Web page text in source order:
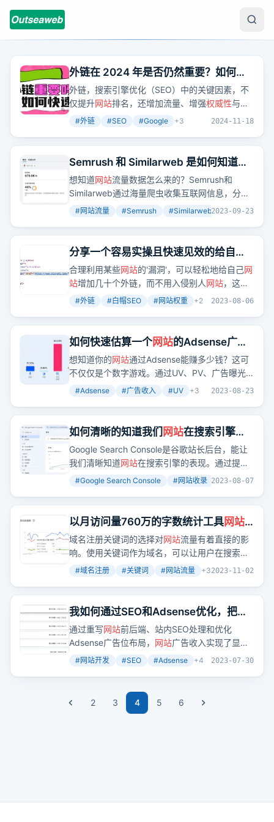
外链在 2024 年是否仍然重要？如何快
速的给手头网站上外链？
外链，搜索引擎优化（SEO）中的关键因素，不
仅提升网站排名，还增加流量、增强权威性与品
牌知名度。Google评估外链时，会考虑数量、质
#外链 #SEO #Google +3 2024-11-18
Semrush 和 Similarweb 是如何知道每
个网站的流量数据的？
想知道网站流量数据怎么来的？Semrush和
Similarweb通过海量爬虫收集互联网信息，分析
链接关系，爬取搜索引擎关键词搜索结果，与 网
站的流量。
#网站流量 #Semrush #Similarweb +3
2023-09-23
分享一个容易实操且快速见效的给自己
网站增加几十个外链的小技巧
合理利用某些网站的'漏洞'，可以轻松地给自己网
站增加几十个外链，而不用入侵别人网站，这属
于白帽SEO。
#外链 #白帽SEO #网站权重 +2 2023-08-06
如何快速估算一个网站的Adsense广告
收入？
想知道你的网站通过Adsense能赚多少钱？这可
不仅仅是个数字游戏。通过UV、PV、广告曝光
和ECPM这些关键指标，我们可以快速估算出你
对网站的收入潜力有个清晰的认识。
#Adsense #广告收入 #UV +3 2023-08-23
如何清晰的知道我们 网站在搜索引擎的
表现：Google Search Console 使用入
门讲解
Google Search Console是谷歌站长后台，能让
我们清晰知道网站在搜索引擎的表现。通过提交
站点地图，我们可以加速
网站被收录的过程。而
性地优化网站，提高搜索排名。
#Google Search Console #网站收录 #搜索引擎优化
2023-08-07
以月访问量760万的字数统计工具网站
告诉你为什么要用关键字为域名
域名注册关键词的选择对网站流量有着直接的影
响。使用关键词作为域名，可以让用户在搜索时
直接找到你的
网站，从而增加网站
的自然搜索流
#域名注册 #关键词 #网站流量 +32023-11-02
我如何通过SEO和Adsense优化，把一
个网站广告收入从每月八百多美元提升
到每月两千多美元，经验全分享
通过重写网站前后端、站内SEO处理和优化
Adsense广告位布局， 网站广告收入实现了显著
提升。这是否意味着技术优化和SEO策略是提高
#网站开发 #SEO #Adsense +4 2023-07-30
2 3 4 5 6